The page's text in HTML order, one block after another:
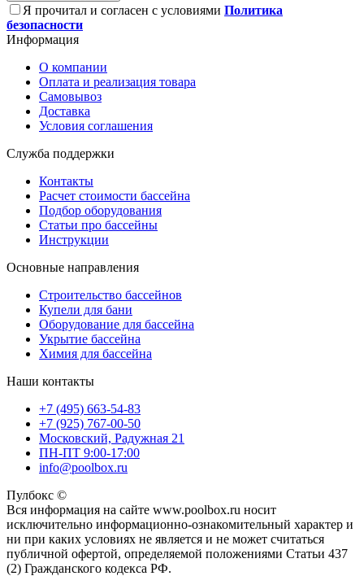
Я прочитал и согласен с условиями Политика
безопасности
Информация
О компании
Оплата и реализация товара
Самовывоз
Доставка
Условия соглашения
Служба поддержки
Контакты
Расчет стоимости бассейна
Подбор оборудования
Статьи про бассейны
Инструкции
Основные направления
Строительство бассейнов
Купели для бани
Оборудование для бассейна
Укрытие бассейна
Химия для бассейна
Наши контакты
+7 (495) 663-54-83
+7 (925) 767-00-50
Московский, Радужная 21
ПН-ПТ 9:00-17:00
info@poolbox.ru
Пулбокс ©
Вся информация на сайте www.poolbox.ru носит
исключительно информационно-ознакомительный характер и
ни при каких условиях не является и не может считаться
публичной офертой, определяемой положениями Статьи 437
(2) Гражданского кодекса РФ.